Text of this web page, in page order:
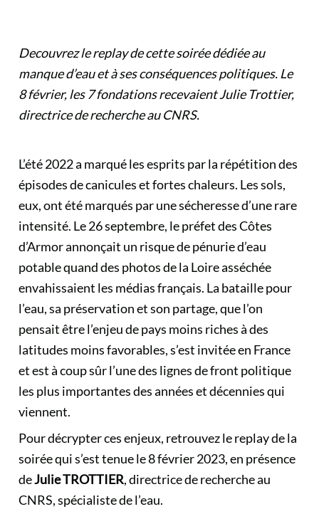
Decouvrez le replay de cette soirée dédiée au
manque d’eau et à ses conséquences politiques. Le
8 février, les 7 fondations recevaient Julie Trottier,
directrice de recherche au CNRS.
L’été 2022 a marqué les esprits par la répétition des
épisodes de canicules et fortes chaleurs. Les sols,
eux, ont été marqués par une sécheresse d’une rare
intensité. Le 26 septembre, le préfet des Côtes
d’Armor annonçait un risque de pénurie d’eau
potable quand des photos de la Loire asséchée
envahissaient les médias français. La bataille pour
l’eau, sa préservation et son partage, que l’on
pensait être l’enjeu de pays moins riches à des
latitudes moins favorables, s’est invitée en France
et est à coup sûr l’une des lignes de front politique
les plus importantes des années et décennies qui
viennent.
Pour décrypter ces enjeux, retrouvez le replay de la
soirée qui s’est tenue le 8 février 2023, en présence
deJulie TROTTIER, directrice de recherche au
CNRS, spécialiste de l’eau.